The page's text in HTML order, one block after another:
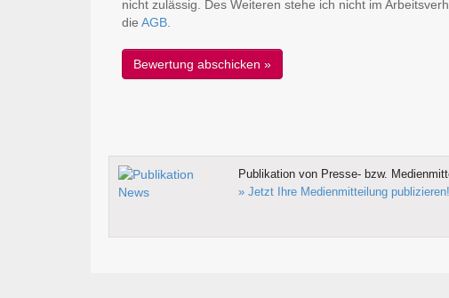
nicht zulässig. Des Weiteren stehe ich nicht im
die AGB
Publikation von Presse- bzw.
» Jetzt Ihre Medienmitteilung publizieren!